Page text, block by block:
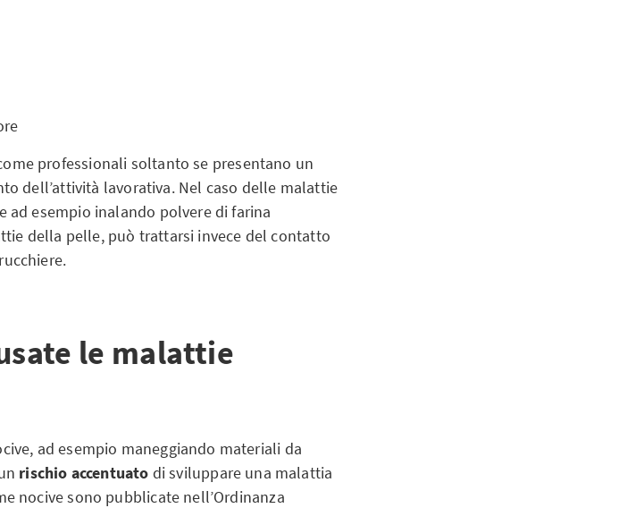
professionali soltanto se presentano un
dell’attività lavorativa. Nel caso delle malattie
ad esempio inalando polvere di farina
della pelle, può trattarsi invece del contatto
le malattie
ad esempio maneggiando materiali da
rischio accentuato di sviluppare una malattia
nocive sono pubblicate nell’Ordinanza